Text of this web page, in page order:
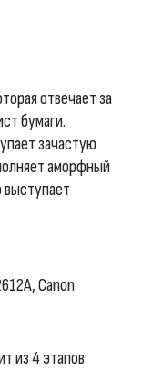
отвечает за
бумаги.
зачастую
аморфный
Canon
из 4 этапов: